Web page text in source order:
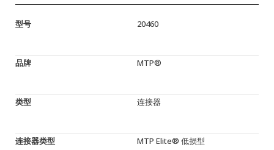
型号 20460
品牌 MTP®
类型 连接器
连接器类型 MTP Elite® 低损型